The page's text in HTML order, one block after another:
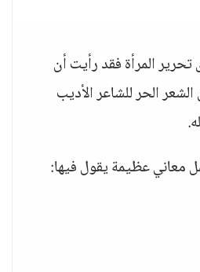
المرأة فقد رأيت أن
الحر للشاعر الأديب
معاني عظيمة يقول فيها: